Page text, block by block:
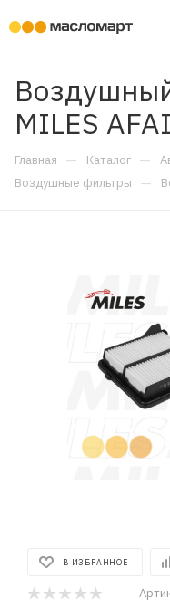
MILES
Главная — Каталог —
Воздушные фильтры —
В ИЗБРАННОЕ